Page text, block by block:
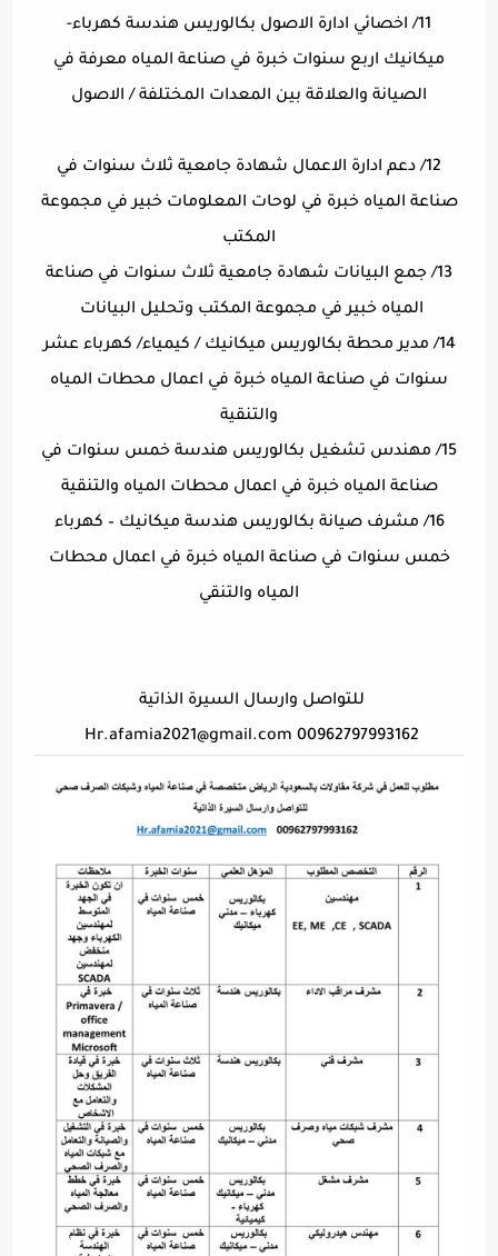
11/ اخصائي ادارة الاصول بكالوريس هندسة كهرباء-
ميكانيك اربع سنوات خبرة في صناعة المياه معرفة في
الصيانة والعلاقة بين المعدات المختلفة / الاصول
12/ دعم ادارة الاعمال شهادة جامعية ثلاث سنوات في
صناعة المياه خبرة في لوحات المعلومات خبير في مجموعة
المكتب
13/ جمع البيانات شهادة جامعية ثلاث سنوات في صناعة
المياه خبير في مجموعة المكتب وتحليل البيانات
14/ مدير محطة بكالوريس ميكانيك / كيمياء/ كهرباء عشر
سنوات في صناعة المياه خبرة في اعمال محطات المياه
والتنقية
15/ مهندس تشغيل بكالوريس هندسة خمس سنوات في
صناعة المياه خبرة في اعمال محطات المياه والتنقية
16/ مشرف صيانة بكالوريس هندسة ميكانيك – كهرباء
خمس سنوات في صناعة المياه خبرة في اعمال محطات
المياه والتنقي
للتواصل وارسال السيرة الذاتية
Hr.afamia2021@gmail.com 00962797993162